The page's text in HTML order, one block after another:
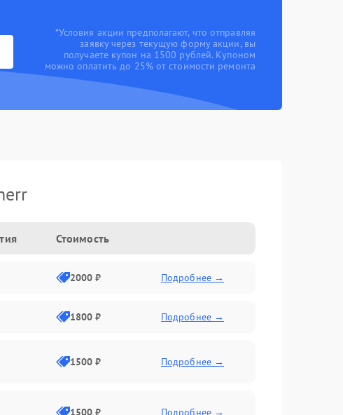
*Условия акции предполагают, что отправляя
заявку через текущую форму акции, вы
получаете купон на 1500 рублей. Купоном
можно оплатить до 25% от стоимости ремонта
Стоимость
2000 ₽ Подробнее →
1800 ₽ Подробнее →
1500 ₽ Подробнее →
1500 ₽ Подробнее →